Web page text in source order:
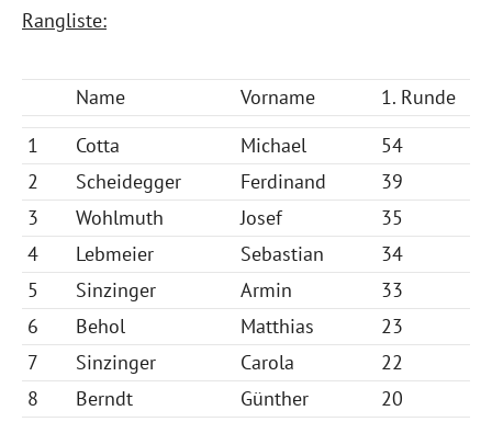
Rangliste:
Name Vorname
1. Runde
1
Cotta Michael
54
2
Scheidegger Ferdinand
39
3
Wohlmuth Josef
35
4
Lebmeier Sebastian
34
5
Sinzinger Armin
33
6
Behol Matthias
23
7
Sinzinger Carola
22
8
Berndt Günther
20